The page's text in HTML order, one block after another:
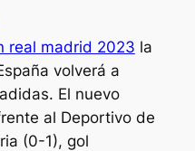
real madrid 2023 la
volverá a
El nuevo
al Deportivo de
(0-1), gol